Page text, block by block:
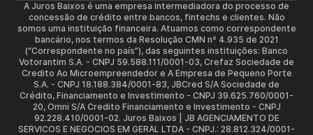
A Juros Baixos é uma empresa intermediadora do processo de
concessão de crédito entre bancos, fintechs e clientes. Não
somos uma instituição financeira. Atuamos como correspondente
bancário, nos termos da Resolução CMN nº 4.935 de 2021
(“Correspondente no país”), das seguintes instituições: Banco
Votorantim S.A. - CNPJ 59.588.111/0001-03, Crefaz Sociedade de
Credito Ao Microempreendedor e A Empresa de Pequeno Porte
S.A. - CNPJ 18.188.384/0001-83, JBCred S/A Sociedade de
Crédito, Financiamento e Investimento - CNPJ 39.625.760/0001-
20, Omni S/A Credito Financiamento e Investimento - CNPJ
92.228.410/0001-02. Juros Baixos | JB AGENCIAMENTO DE
SERVICOS E NEGOCIOS EM GERAL LTDA - CNPJ.: 28.812.324/0001-